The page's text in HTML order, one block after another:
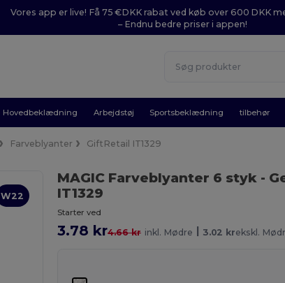
Vores app er live! Få 75 €DKK rabat ved køb over 600 DKK
– Endnu bedre priser i appen!
Hovedbeklædning Arbejdstøj Sportsbeklædning tilbehør
Farveblyanter GiftRetail IT1329
W22
MAGIC Farveblyanter 6 styk -
IT1329
Starter ved
3.78 kr4.66 kr inkl. Mødre | 3.02 krekskl.